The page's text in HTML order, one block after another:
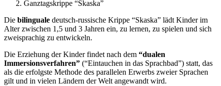
Ganztagskrippe “Skaska”
Die bilinguale deutsch-russische Krippe “Skaska” lädt Kinder im
Alter zwischen 1,5 und 3 Jahren ein, zu lernen, zu spielen und sich
zweisprachig zu entwickeln.
Die Erziehung der Kinder findet nach dem “dualen
Immersionsverfahren” (“Eintauchen in das Sprachbad”) statt, das
als die erfolgste Methode des parallelen Erwerbs zweier Sprachen
gilt und in vielen Ländern der Welt angewandt wird.